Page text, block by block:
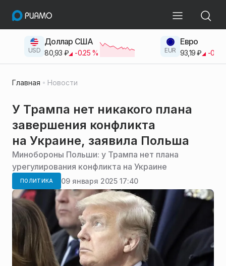
USD
Доллар США
80,93 ₽ -0.25% EUR
Евро
93,19 ₽ -0.42
Главная Новости
У Трампа нет никакого плана
завершения конфликта
на Украине, заявила Польша
Минобороны Польши: у Трампа нет плана
урегулирования конфликта на Украине
ПОЛИТИКА 09 января 2025 17:40